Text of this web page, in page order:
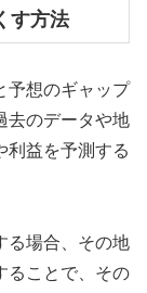
す方法
予想のギャップ
去のデータや地
利益を予測する
る場合、その地
ることで、その